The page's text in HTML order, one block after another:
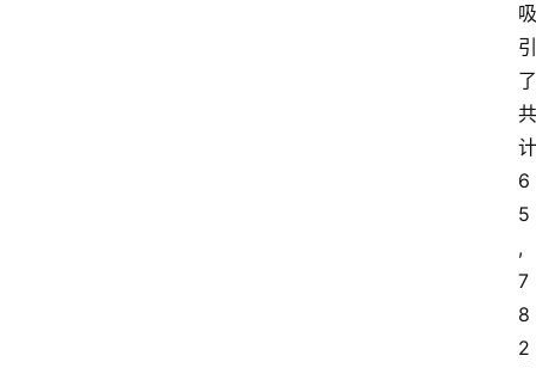
吸
引
了
共
计
6
5
,
7
8
2